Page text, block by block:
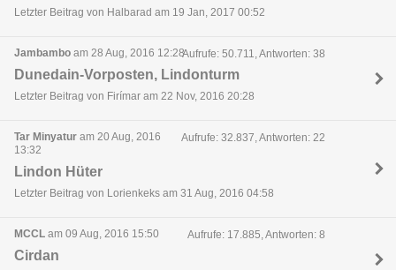
Letzter Beitrag von Halbarad am 19 Jan, 2017 00:52
Jambambo am 28 Aug, 2016 12:28Aufrufe: 50.711, Antworten: 38
Dunedain-Vorposten, Lindonturm
Letzter Beitrag von Firímar am 22 Nov, 2016 20:28
Tar Minyatur am 20 Aug, 2016
13:32
Aufrufe: 32.837, Antworten: 22
Lindon Hüter
Letzter Beitrag von Lorienkeks am 31 Aug, 2016 04:58
MCCL am 09 Aug, 2016 15:50 Aufrufe: 17.885, Antworten: 8
Cirdan